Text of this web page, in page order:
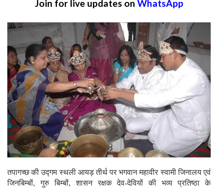
Join for live updates onWhatsApp
तपागच्छ की उद्गम स्थली आयड़ तीर्थ पर भगवान महावीर स्वामी जिनालय एवं
जिनबिम्बों, गुरु बिम्बों, शासन रक्षक देव-देवियों की भव्य प्रतिष्ठा के